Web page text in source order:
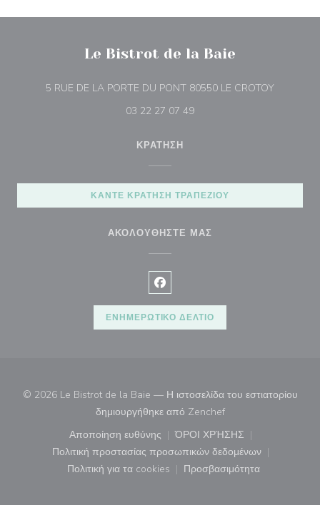
Le Bistrot de la Baie
5 RUE DE LA PORTE DU PONT 80550 LE CROTOY((ανοίγει
03 22 27 07 49
ΚΡΆΤΗΣΗ
ΚΆΝΤΕ ΚΡΆΤΗΣΗ ΤΡΑΠΕΖΙΟΎ
ΑΚΟΛΟΥΘΉΣΤΕ ΜΑΣ
Facebook ((ανοίγει σε νέο
ΕΝΗΜΕΡΩΤΙΚΌ ΔΕΛΤΊΟ
© 2026 Le Bistrot de la Baie — Η ιστοσελίδα του εστιατορίου
δημιουργήθηκε από Zenchef((ανοίγει σε νέο
Αποποίηση ευθύνης
((ανοίγει σε νέο παράθυρο))
ΌΡΟΙ ΧΡΉΣΗΣ
((ανοίγει σε νέο
Πολιτική προστασίας προσωπικών δεδομένων
((ανοίγει σε νέο παράθυρο))
Πολιτική για τα cookies
((ανοίγει σε νέο παράθυρο))
Προσβασιμότητα
((ανοίγει σε νέο